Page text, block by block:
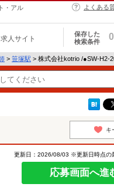
・アル
よくある
人サイト
保存した
検索条件
0
> 笹塚駅 > 株式会社kotrio /●SW-H2-
キ
更新日：2026/08/03 ※更新日時点の
応募画面へ進